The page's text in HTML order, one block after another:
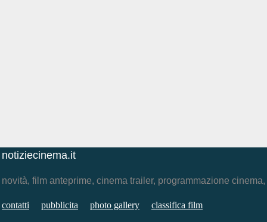
notiziecinema.it
novità, film anteprime, cinema trailer, programmazione
contatti pubblicita photo gallery classifica film